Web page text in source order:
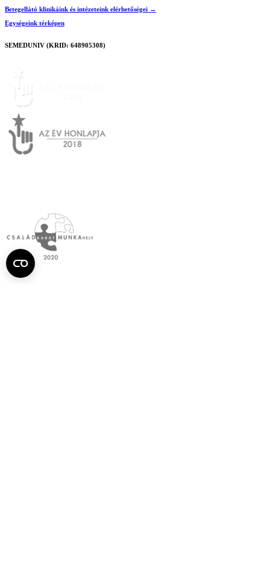
Betegellátó klinikáink és intézeteink elérhetőségei →
Egységeink térképen
SEMEDUNIV (KRID: 648905308)